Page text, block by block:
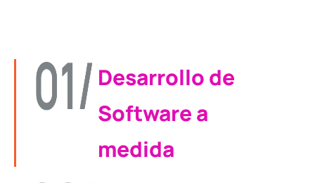
Desarrollo de
Software a
medida